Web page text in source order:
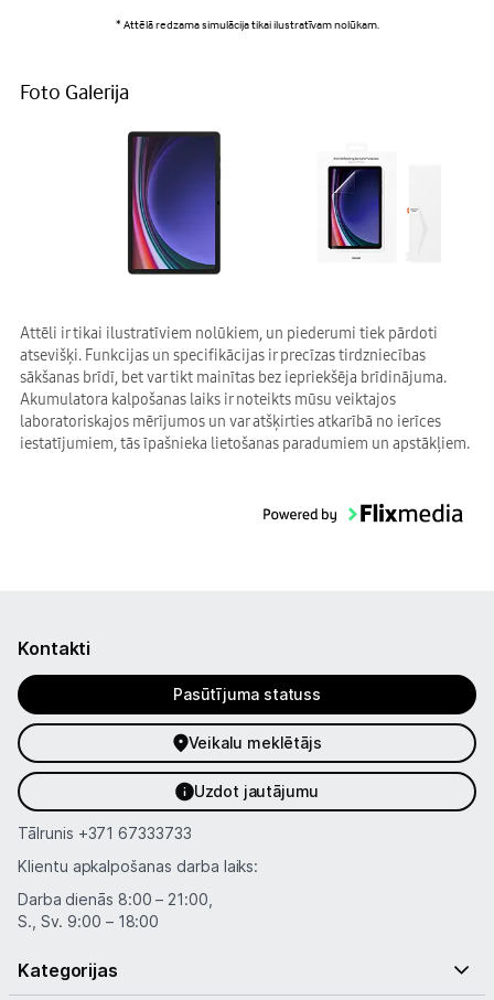
* Attēlā redzama simulācija tikai ilustratīvam nolūkam.
Foto Galerija
Attēli ir tikai ilustratīviem nolūkiem, un piederumi tiek pārdoti
atsevišķi. Funkcijas un specifikācijas ir precīzas tirdzniecības
sākšanas brīdī, bet var tikt mainītas bez iepriekšēja brīdinājuma.
Akumulatora kalpošanas laiks ir noteikts mūsu veiktajos
laboratoriskajos mērījumos un var atšķirties atkarībā no ierīces
iestatījumiem, tās īpašnieka lietošanas paradumiem un apstākļiem.
Kontakti
Pasūtījuma statuss
Veikalu meklētājs
Uzdot jautājumu
Tālrunis +371 67333733
Klientu apkalpošanas darba laiks:
Darba dienās 8:00 – 21:00,
S., Sv. 9:00 – 18:00
Kategorijas